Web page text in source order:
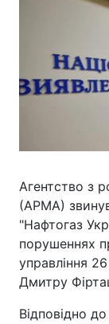
Агентство з
(АРМА)
"Нафтогаз
порушеннях
управління
Дмитру
Відповідно